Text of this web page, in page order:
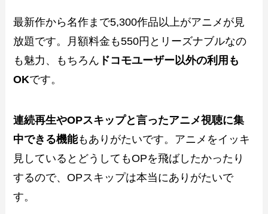
最新作から名作まで5,300作品以上がアニメが見
放題です。月額料金も550円とリーズナブルなの
も魅力、もちろん ドコモユーザー以外の利用も
OKです。
連続再生やOPスキップと言ったアニメ視聴に集
中できる機能もありがたいです。アニメをイッキ
見しているとどうしてもOPを飛ばしたかったり
するので、OPスキップは本当にありがたいで
す。